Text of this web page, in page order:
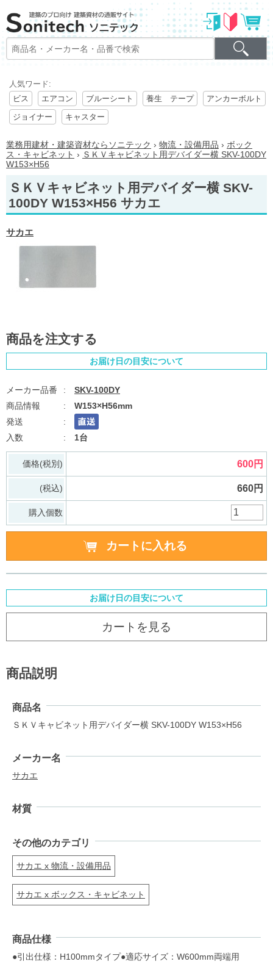
人気ワード:
ビス
エアコン ブルーシート 養生 テープ
アンカーボルト
ジョイナー
キャスター
業務用建材・建築資材ならソニテック › 物流・設備用品 › ボック
ス・キャビネット › ＳＫＶキャビネット用デバイダー横 SKV-100DY
W153×H56
ＳＫＶキャビネット用デバイダー横 SKV-
100DY W153×H56 サカエ
サカエ
商品を注文する
お届け日の目安について
SKV-100DY
W153×H56mm
1台
価格(税別) 600円
(税込) 660円
購入個数
お届け日の目安について
カートを見る
商品説明
商品名
ＳＫＶキャビネット用デバイダー横 SKV-100DY W153×H56
メーカー名
サカエ
材質
その他のカテゴリ
サカエ x 物流・設備用品
サカエ x ボックス・キャビネット
商品仕様
●引出仕様：H100mmタイプ●適応サイズ：W600mm両端用